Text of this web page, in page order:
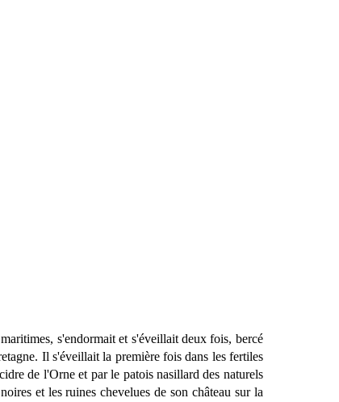
s'endormait et s'éveillait deux fois, bercé
Il s'éveillait la première fois dans les fertiles
de l'Orne et par le patois nasillard des naturels
et les ruines chevelues de son château sur la